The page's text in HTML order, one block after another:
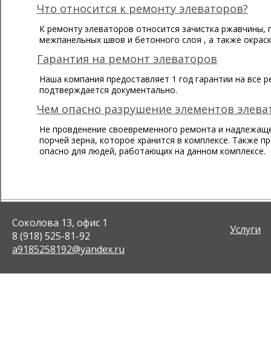
Что относится к ремонту элеваторов?
К ремонту элеваторов относится зачистка ржавчины,
межпанельных швов и бетонного слоя , а также
Гарантия на ремонт элеваторов
Наша компания предоставляет 1 год гарантии на все
подтверждается документально.
Чем опасно разрушение элементов
Не провденение своевременного ремонта и
порчей зерна, которое хранится в комплексе. Также
опасно для людей, работающих на данном комплексе.
Соколова 13, офис 1
8 (918) 525-81-92
a9185258192@yandex.ru
Услуги